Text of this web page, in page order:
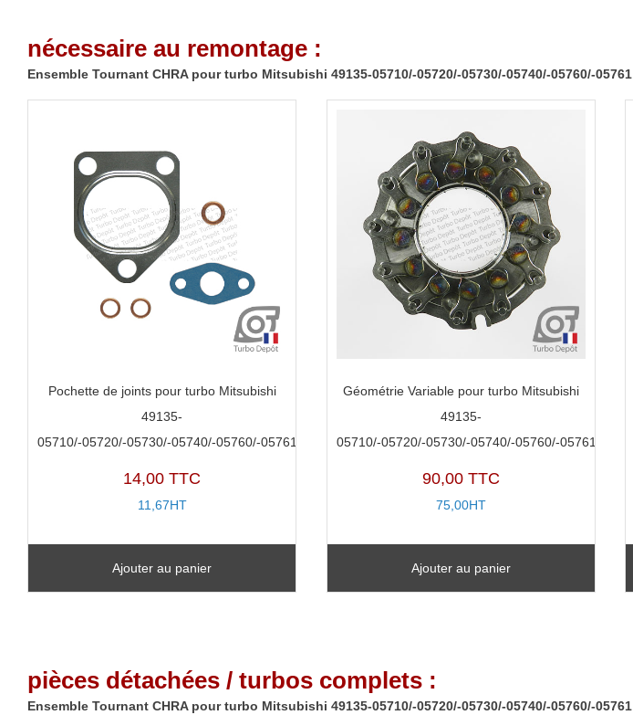
nécessaire au remontage :
Ensemble Tournant CHRA pour turbo Mitsubishi 49135-05710/-05720/-05730/-05740/-05760/-05761
Pochette de joints pour turbo Mitsubishi
49135-
05710/-05720/-05730/-05740/-05760/-05761
14,00 TTC
11,67HT
Ajouter au panier
Géométrie Variable pour turbo Mitsubishi
49135-
05710/-05720/-05730/-05740/-05760/-05761
90,00 TTC
75,00HT
Ajouter au panier
pièces détachées / turbos complets :
Ensemble Tournant CHRA pour turbo Mitsubishi 49135-05710/-05720/-05730/-05740/-05760/-05761